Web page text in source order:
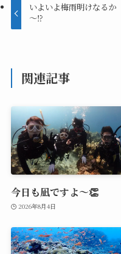
いよいよ梅雨明けなるか
～⁉️
関連記事
今日も凪ですよ～👏
2026年8月4日